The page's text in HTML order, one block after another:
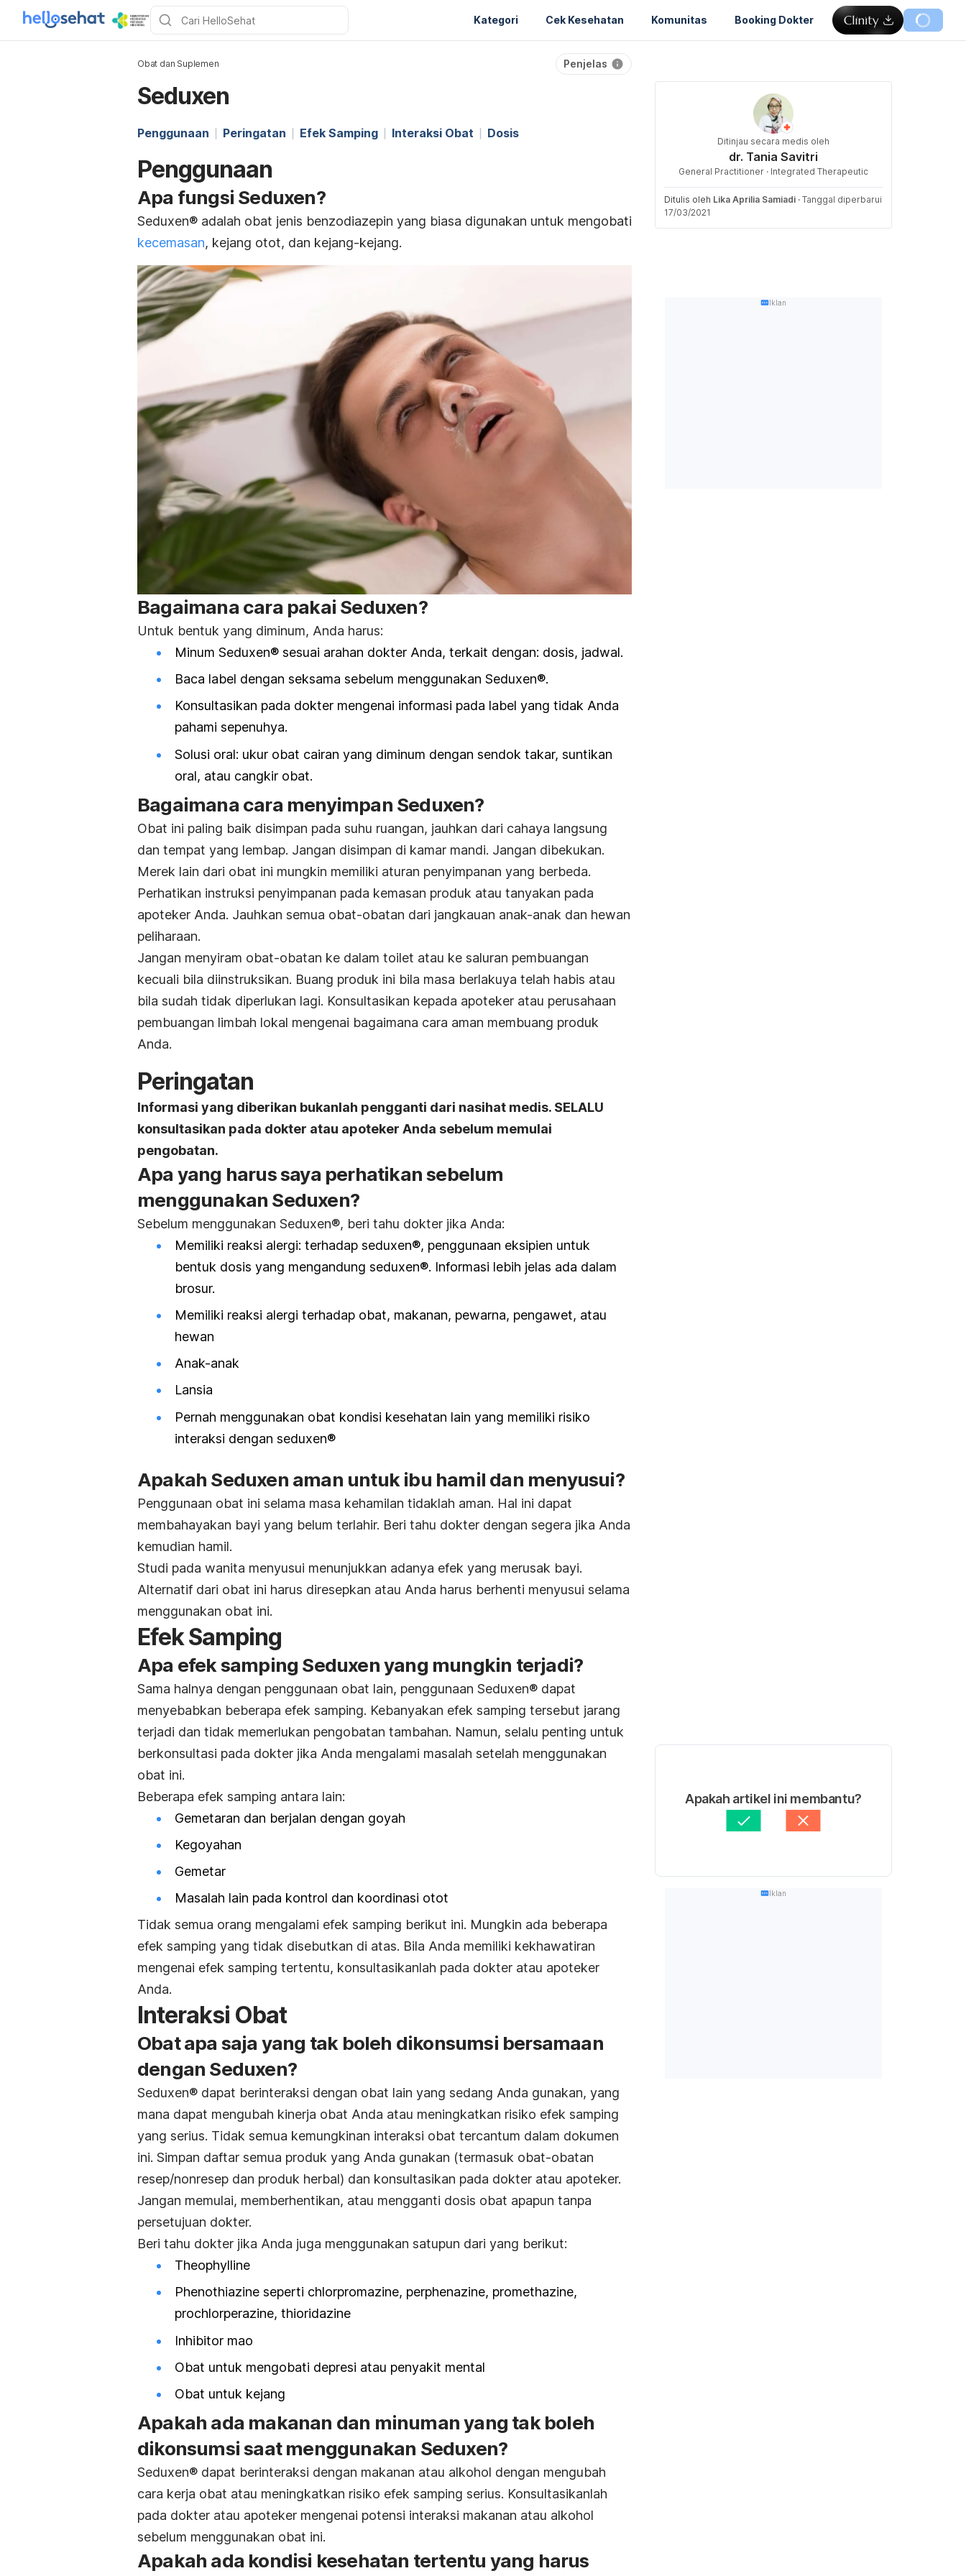
Kategori Cek Kesehatan Komunitas Booking Dokter
Obat dan Suplemen Penjelas
Seduxen
Penggunaan Peringatan Efek Samping Interaksi Obat Dosis
Penggunaan
Apa fungsi Seduxen?
Seduxen® adalah obat jenis benzodiazepin yang biasa digunakan untuk mengobati
kecemasan, kejang otot, dan kejang-kejang.
Bagaimana cara pakai Seduxen?
Untuk bentuk yang diminum, Anda harus:
Minum Seduxen® sesuai arahan dokter Anda, terkait dengan: dosis, jadwal.
Baca label dengan seksama sebelum menggunakan Seduxen®.
Konsultasikan pada dokter mengenai informasi pada label yang tidak Anda
pahami sepenuhya.
Solusi oral: ukur obat cairan yang diminum dengan sendok takar, suntikan
oral, atau cangkir obat.
Bagaimana cara menyimpan Seduxen?
Obat ini paling baik disimpan pada suhu ruangan, jauhkan dari cahaya langsung
dan tempat yang lembap. Jangan disimpan di kamar mandi. Jangan dibekukan.
Merek lain dari obat ini mungkin memiliki aturan penyimpanan yang berbeda.
Perhatikan instruksi penyimpanan pada kemasan produk atau tanyakan pada
apoteker Anda. Jauhkan semua obat-obatan dari jangkauan anak-anak dan hewan
peliharaan.
Jangan menyiram obat-obatan ke dalam toilet atau ke saluran pembuangan
kecuali bila diinstruksikan. Buang produk ini bila masa berlakuya telah habis atau
bila sudah tidak diperlukan lagi. Konsultasikan kepada apoteker atau perusahaan
pembuangan limbah lokal mengenai bagaimana cara aman membuang produk
Anda.
Peringatan
Informasi yang diberikan bukanlah pengganti dari nasihat medis. SELALU
konsultasikan pada dokter atau apoteker Anda sebelum memulai
pengobatan.
Apa yang harus saya perhatikan sebelum
menggunakan Seduxen?
Sebelum menggunakan Seduxen®, beri tahu dokter jika Anda:
Memiliki reaksi alergi: terhadap seduxen®, penggunaan eksipien untuk
bentuk dosis yang mengandung seduxen®. Informasi lebih jelas ada dalam
brosur.
Memiliki reaksi alergi terhadap obat, makanan, pewarna, pengawet, atau
hewan
Anak-anak
Lansia
Pernah menggunakan obat kondisi kesehatan lain yang memiliki risiko
interaksi dengan seduxen®
Apakah Seduxen aman untuk ibu hamil dan menyusui?
Penggunaan obat ini selama masa kehamilan tidaklah aman. Hal ini dapat
membahayakan bayi yang belum terlahir. Beri tahu dokter dengan segera jika Anda
kemudian hamil.
Studi pada wanita menyusui menunjukkan adanya efek yang merusak bayi.
Alternatif dari obat ini harus diresepkan atau Anda harus berhenti menyusui selama
menggunakan obat ini.
Efek Samping
Apa efek samping Seduxen yang mungkin terjadi?
Sama halnya dengan penggunaan obat lain, penggunaan Seduxen® dapat
menyebabkan beberapa efek samping. Kebanyakan efek samping tersebut jarang
terjadi dan tidak memerlukan pengobatan tambahan. Namun, selalu penting untuk
berkonsultasi pada dokter jika Anda mengalami masalah setelah menggunakan
obat ini.
Beberapa efek samping antara lain:
Gemetaran dan berjalan dengan goyah
Kegoyahan
Gemetar
Masalah lain pada kontrol dan koordinasi otot
Tidak semua orang mengalami efek samping berikut ini. Mungkin ada beberapa
efek samping yang tidak disebutkan di atas. Bila Anda memiliki kekhawatiran
mengenai efek samping tertentu, konsultasikanlah pada dokter atau apoteker
Anda.
Interaksi Obat
Obat apa saja yang tak boleh dikonsumsi bersamaan
dengan Seduxen?
Seduxen® dapat berinteraksi dengan obat lain yang sedang Anda gunakan, yang
mana dapat mengubah kinerja obat Anda atau meningkatkan risiko efek samping
yang serius. Tidak semua kemungkinan interaksi obat tercantum dalam dokumen
ini. Simpan daftar semua produk yang Anda gunakan (termasuk obat-obatan
resep/nonresep dan produk herbal) dan konsultasikan pada dokter atau apoteker.
Jangan memulai, memberhentikan, atau mengganti dosis obat apapun tanpa
persetujuan dokter.
Beri tahu dokter jika Anda juga menggunakan satupun dari yang berikut:
Theophylline
Phenothiazine seperti chlorpromazine, perphenazine, promethazine,
prochlorperazine, thioridazine
Inhibitor mao
Obat untuk mengobati depresi atau penyakit mental
Obat untuk kejang
Apakah ada makanan dan minuman yang tak boleh
dikonsumsi saat menggunakan Seduxen?
Seduxen® dapat berinteraksi dengan makanan atau alkohol dengan mengubah
cara kerja obat atau meningkatkan risiko efek samping serius. Konsultasikanlah
pada dokter atau apoteker mengenai potensi interaksi makanan atau alkohol
sebelum menggunakan obat ini.
Apakah ada kondisi kesehatan tertentu yang harus
Ditinjau secara medis oleh
dr. Tania Savitri
General Practitioner · Integrated Therapeutic
Ditulis oleh Lika Aprilia Samiadi · Tanggal diperbarui
17/03/2021
Iklan
Apakah artikel ini membantu?
Iklan